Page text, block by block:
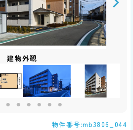
建物外観
建物外観
建物外観
建物外観
建物外観
エントランス
エントランス
エントランス
その他共用部分
エントランス
玄関
収納
洗面所
その他設備
バス
トイレ
キッチン
収納
居室・リビング
居室・リビング
その他設備
バルコニー
エントランス
その他設備
その他共用部分
その他共用部分
その他共用部分
その他共用部分
その他共用部分
その他共用部分
駐車場
物件番号:mb3806_044